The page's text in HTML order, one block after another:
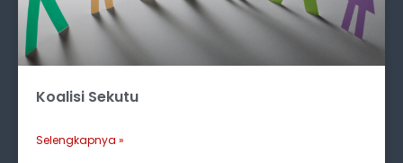
Koalisi Sekutu
Selengkapnya »